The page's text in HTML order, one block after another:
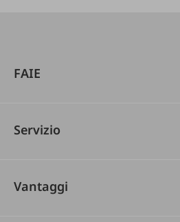
FAIE
Servizio
Vantaggi